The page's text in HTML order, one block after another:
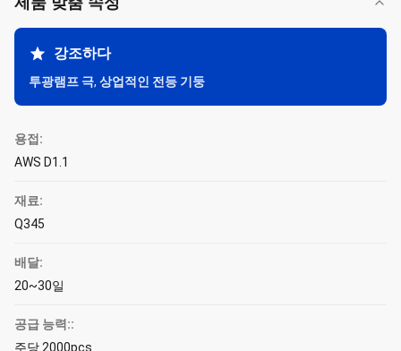
강조하다
투광램프 극, 상업적인 전등 기둥
용접:
AWS D1.1
재료:
Q345
배달:
20~30일
공급 능력::
주당 2000pcs